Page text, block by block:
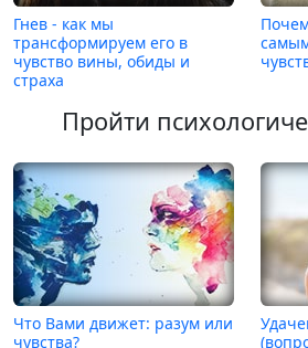
Гнев - как мы
трансформируем его в
чувство вины, обиды и
страха
Пройти
Что Вами движет: разум или
чувства?